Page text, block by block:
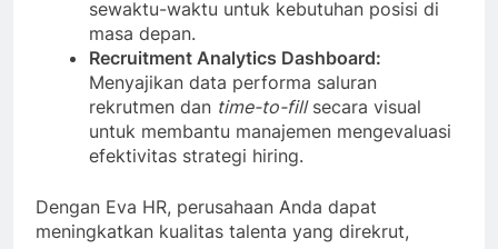
sewaktu-waktu untuk kebutuhan posisi di
masa depan.
Recruitment Analytics Dashboard:
Menyajikan data performa saluran
rekrutmen dan time-to-fillsecara visual
untuk membantu manajemen mengevaluasi
efektivitas strategi hiring.
Dengan Eva HR, perusahaan Anda dapat
meningkatkan kualitas talenta yang direkrut,